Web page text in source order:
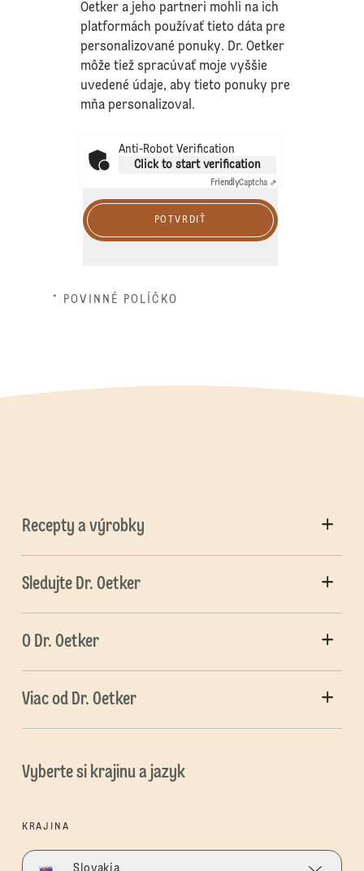
Oetker a jeho partneri mohli na ich
platformách používať tieto dáta pre
personalizované ponuky. Dr. Oetker
môže tiež spracúvať moje vyššie
uvedené údaje, aby tieto ponuky pre
mňa personalizoval.
Anti-Robot Verification
Click to start verification
FriendlyCaptcha ⇗
POTVRDIŤ
* POVINNÉ POLÍČKO
Recepty a výrobky
Sledujte Dr. Oetker
O Dr. Oetker
Viac od Dr. Oetker
Vyberte si krajinu a jazyk
KRAJINA